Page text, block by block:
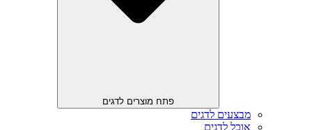
פתח מוצרים לדגים
מבצעים לדגים
אוכל לדגים